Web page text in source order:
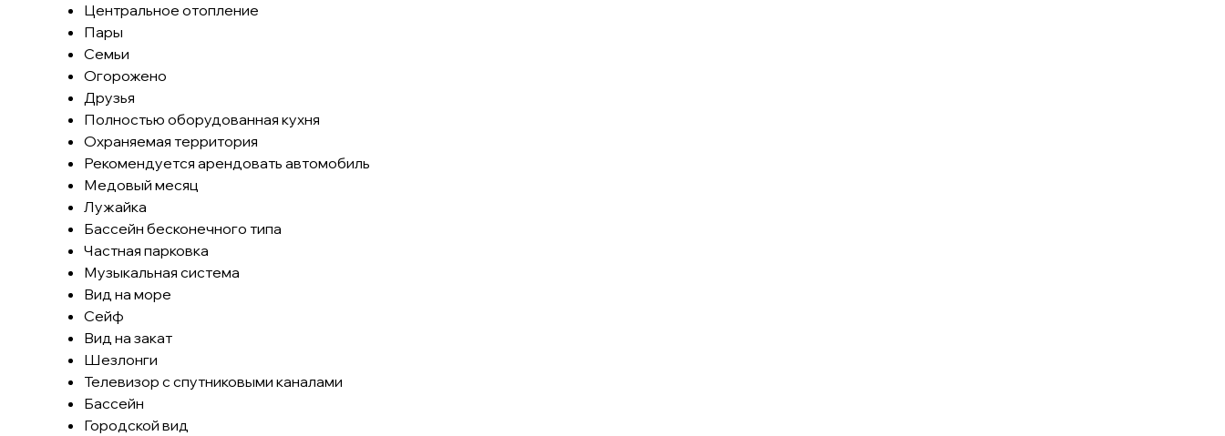
Центральное отопление
Пары
Семьи
Огорожено
Друзья
Полностью оборудованная кухня
Охраняемая территория
Рекомендуется арендовать автомобиль
Медовый месяц
Лужайка
Бассейн бесконечного типа
Частная парковка
Музыкальная система
Вид на море
Сейф
Вид на закат
Шезлонги
Телевизор с спутниковыми каналами
Бассейн
Городской вид